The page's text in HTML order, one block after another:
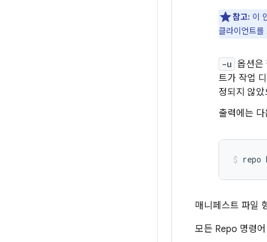
참고: 이
클라이언트를
-u 옵션은
트가 작업
정되지 않
출력에는
repo
매니페스트 파일
모든 Repo 명령